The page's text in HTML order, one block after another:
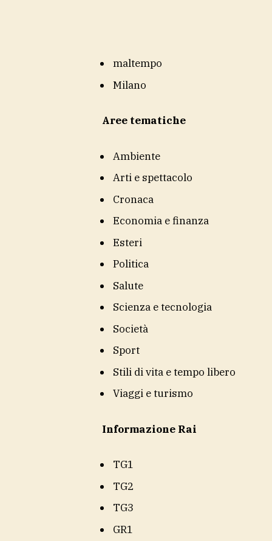
maltempo
Milano
Aree tematiche
Ambiente
Arti e spettacolo
Cronaca
Economia e finanza
Esteri
Politica
Salute
Scienza e tecnologia
Società
Sport
Stili di vita e tempo libero
Viaggi e turismo
Informazione Rai
TG1
TG2
TG3
GR1